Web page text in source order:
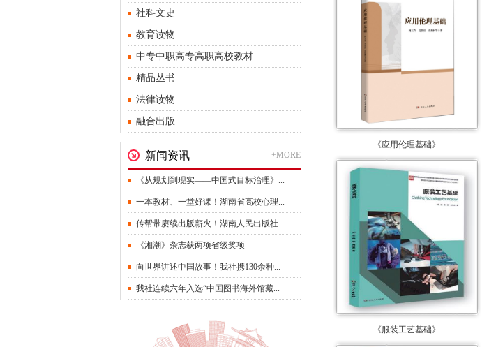
社科文史
教育读物
中专中职高专高职高校教材
精品丛书
法律读物
融合出版
新闻资讯 +MORE
《从规划到现实——中国式目标治理》...
一本教材、一堂好课！湖南省高校心理...
传帮带赓续出版薪火！湖南人民出版社...
《湘潮》杂志获两项省级奖项
向世界讲述中国故事！我社携130余种...
我社连续六年入选“中国图书海外馆藏...
《应用伦理基础》
《服装工艺基础》